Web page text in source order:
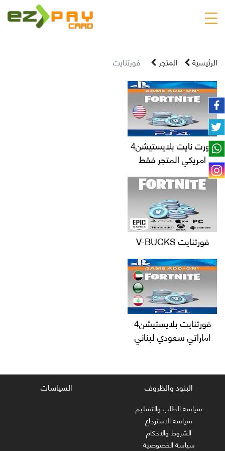
الرئيسية المتجر فورتنايت
فورت نايت بلايستيشن4
امريكي المتجر فقط
فورتنايت V-BUCKS
فورتنايت بلايستيشن4
اماراتي سعودي لبناني
البنود والظروف
سياسة الطلب والتسليم
سياسة الاسترجاع
الشروط والاحكام
سياسة الخصوصية
السياسات